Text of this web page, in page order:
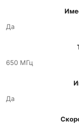
Да
650 МГц
Да